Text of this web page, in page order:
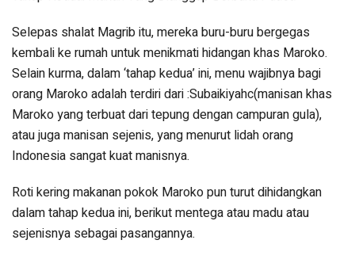
Selepas shalat Magrib itu, mereka buru-buru bergegas
kembali ke rumah untuk menikmati hidangan khas Maroko.
Selain kurma, dalam ‘tahap kedua’ ini, menu wajibnya bagi
orang Maroko adalah terdiri dari :Subaikiyahc(manisan khas
Maroko yang terbuat dari tepung dengan campuran gula),
atau juga manisan sejenis, yang menurut lidah orang
Indonesia sangat kuat manisnya.
Roti kering makanan pokok Maroko pun turut dihidangkan
dalam tahap kedua ini, berikut mentega atau madu atau
sejenisnya sebagai pasangannya.